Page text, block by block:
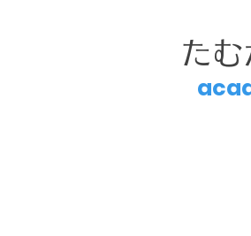
たむ